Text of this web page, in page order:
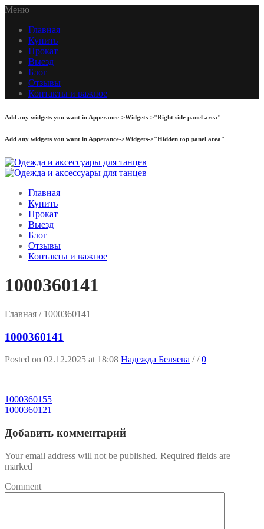
Меню
Главная
Купить
Прокат
Выезд
Блог
Отзывы
Контакты и важное
Add any widgets you want in Apperance->Widgets->"Right side panel area"
Add any widgets you want in Apperance->Widgets->"Hidden top panel area"
Главная
Купить
Прокат
Выезд
Блог
Отзывы
Контакты и важное
1000360141
Главная / 1000360141
1000360141
Posted on 02.12.2025 at 18:08 Надежда Беляева //0
1000360155
1000360121
Добавить комментарий
Your email address will not be published. Required fields are
marked
Comment